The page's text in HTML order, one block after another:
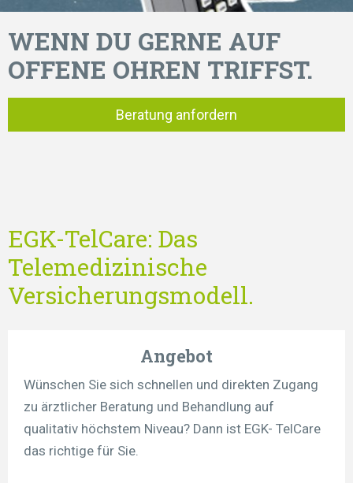
WENN DU GERNE AUF
OFFENE OHREN TRIFFST.
Beratung anfordern
EGK-TelCare: Das
Telemedizinische
Versicherungsmodell.
Angebot
Wünschen Sie sich schnellen und direkten Zugang
zu ärztlicher Beratung und Behandlung auf
qualitativ höchstem Niveau? Dann ist EGK- TelCare
das richtige für Sie.